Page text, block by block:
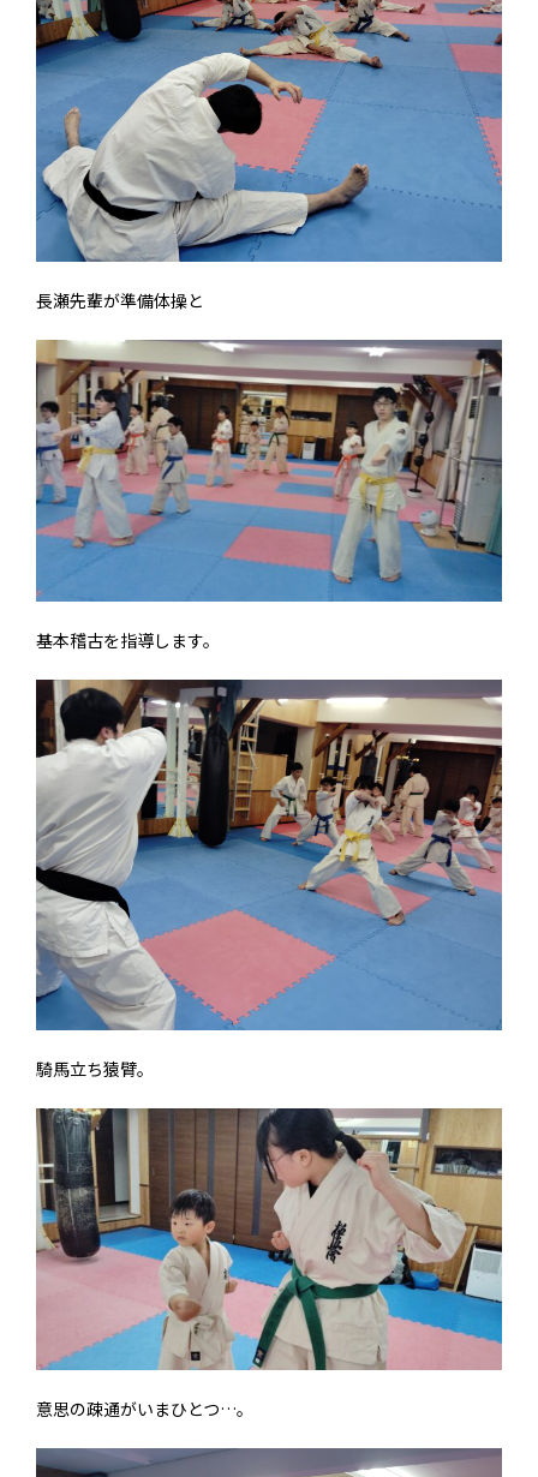
長瀬先輩が準備体操と
基本稽古を指導します。
騎馬立ち猿臂。
意思の疎通がいまひとつ…。